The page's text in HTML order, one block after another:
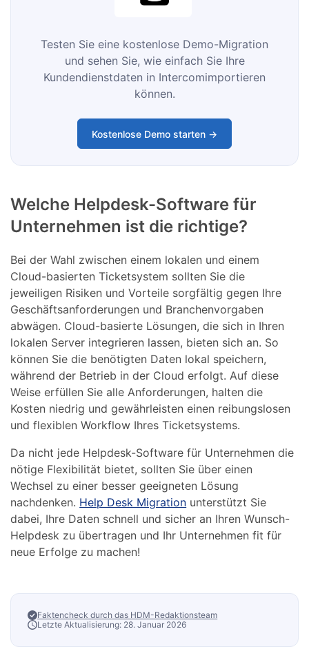
Testen Sie eine kostenlose Demo-Migration
und sehen Sie, wie einfach Sie Ihre
Kundendienstdaten in Intercomimportieren
können.
Kostenlose Demo starten →
Welche Helpdesk-Software für
Unternehmen ist die richtige?
Bei der Wahl zwischen einem lokalen und einem
Cloud-basierten Ticketsystem sollten Sie die
jeweiligen Risiken und Vorteile sorgfältig gegen Ihre
Geschäftsanforderungen und Branchenvorgaben
abwägen. Cloud-basierte Lösungen, die sich in Ihren
lokalen Server integrieren lassen, bieten sich an. So
können Sie die benötigten Daten lokal speichern,
während der Betrieb in der Cloud erfolgt. Auf diese
Weise erfüllen Sie alle Anforderungen, halten die
Kosten niedrig und gewährleisten einen reibungslosen
und flexiblen Workflow Ihres Ticketsystems.
Da nicht jede Helpdesk-Software für Unternehmen die
nötige Flexibilität bietet, sollten Sie über einen
Wechsel zu einer besser geeigneten Lösung
nachdenken. Help Desk Migration unterstützt Sie
dabei, Ihre Daten schnell und sicher an Ihren Wunsch-
Helpdesk zu übertragen und Ihr Unternehmen fit für
neue Erfolge zu machen!
Faktencheck durch das HDM-Redaktionsteam
Letzte Aktualisierung: 28. Januar 2026